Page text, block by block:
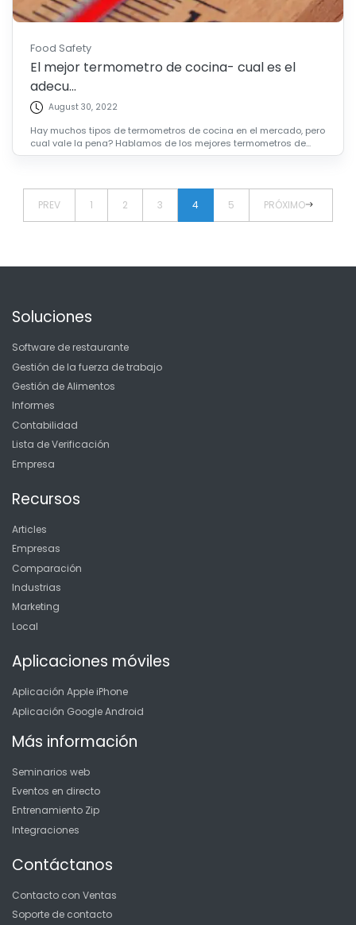
Food Safety
El mejor termometro de cocina- cual es el
adecu...
August 30, 2022
Hay muchos tipos de termometros de cocina en el mercado, pero
cual vale la pena? Hablamos de los mejores termometros de...
PREV 1 2 3 4 5 PRÓXIMO
Soluciones
Software de restaurante
Gestión de la fuerza de trabajo
Gestión de Alimentos
Informes
Contabilidad
Lista de Verificación
Empresa
Recursos
Articles
Empresas
Comparación
Industrias
Marketing
Local
Aplicaciones móviles
Aplicación Apple iPhone
Aplicación Google Android
Más información
Seminarios web
Eventos en directo
Entrenamiento Zip
Integraciones
Contáctanos
Contacto con Ventas
Soporte de contacto